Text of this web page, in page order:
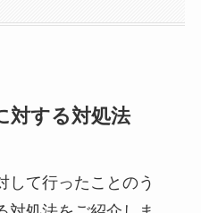
対する対処法
して行ったことのう